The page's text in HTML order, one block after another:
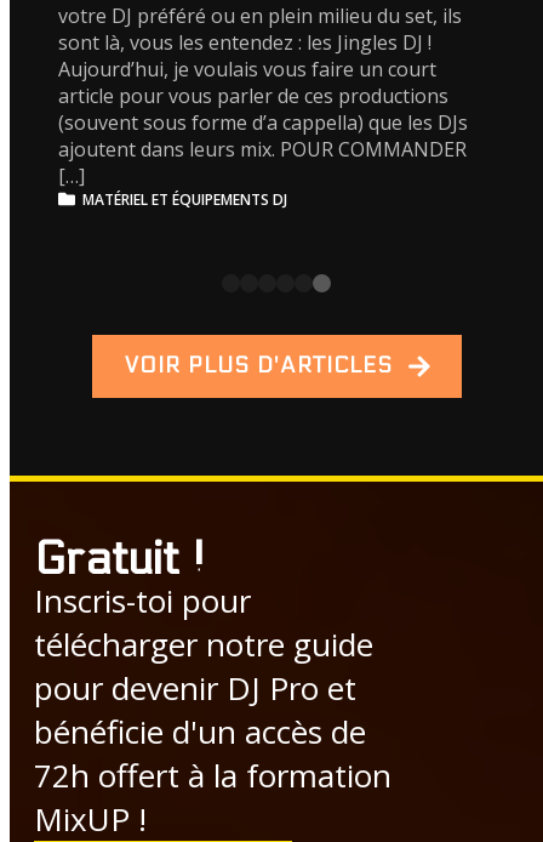
votre DJ préféré ou en plein milieu du set, ils
sont là, vous les entendez : les Jingles DJ !
Aujourd’hui, je voulais vous faire un court
article pour vous parler de ces productions
(souvent sous forme d’a cappella) que les DJs
ajoutent dans leurs mix. POUR COMMANDER
[…]
MATÉRIEL ET ÉQUIPEMENTS DJ
VOIR PLUS D'ARTICLES
Gratuit !
Inscris-toi pour
télécharger notre guide
pour devenir DJ Pro et
bénéficie d'un accès de
72h offert à la formation
MixUP !